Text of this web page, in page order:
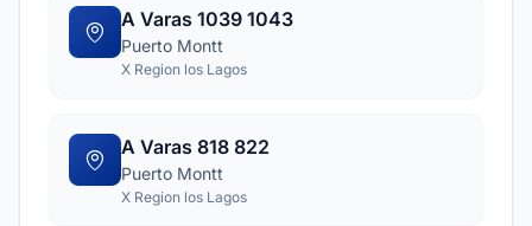
A Varas 1039 1043
Puerto Montt
X Region los Lagos
A Varas 818 822
Puerto Montt
X Region los Lagos